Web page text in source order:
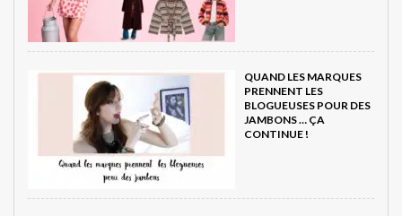
QUAND LES MARQUES
PRENNENT LES
BLOGUEUSES POUR DES
JAMBONS … ÇA
CONTINUE !